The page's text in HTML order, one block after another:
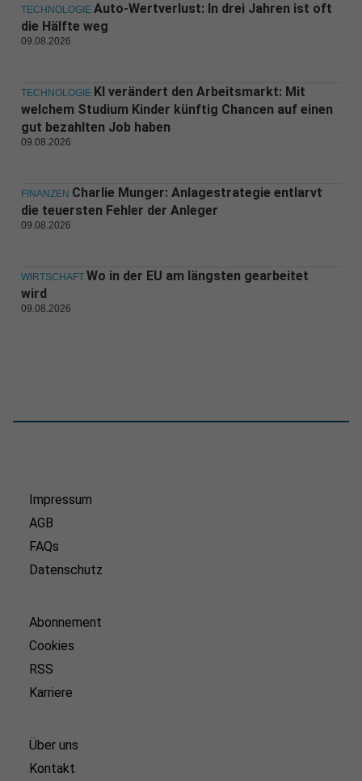
TECHNOLOGIE Auto-Wertverlust: In drei Jahren ist oft
die Hälfte weg
09.08.2026
TECHNOLOGIE KI verändert den Arbeitsmarkt: Mit
welchem Studium Kinder künftig Chancen auf einen
gut bezahlten Job haben
09.08.2026
FINANZEN Charlie Munger: Anlagestrategie entlarvt
die teuersten Fehler der Anleger
09.08.2026
WIRTSCHAFT Wo in der EU am längsten gearbeitet
wird
09.08.2026
Impressum
AGB
FAQs
Datenschutz
Abonnement
Cookies
RSS
Karriere
Über uns
Kontakt